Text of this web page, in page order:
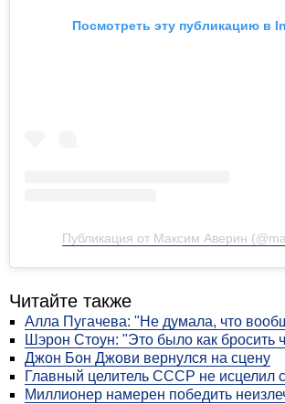
Посмотреть эту публикацию в
Публикация от Максим Аверин
Читайте также
Алла Пугачева: "Не думала, что
Шэрон Стоун: "Это было как бросить
Джон Бон Джови вернулся на сцену
Главный целитель СССР не исцелил
Миллионер намерен победить